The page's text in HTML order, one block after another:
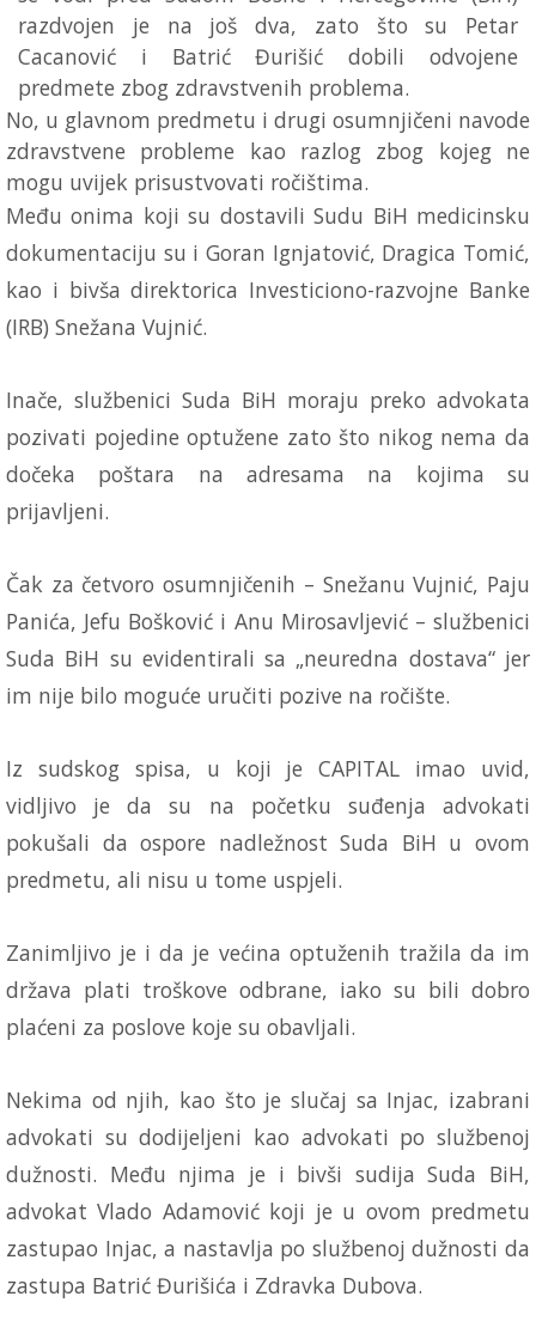
razdvojen je na još dva, zato što su Petar
Cacanović i Batrić Đurišić dobili odvojene
predmete zbog zdravstvenih problema.
No, u glavnom predmetu i drugi osumnjičeni navode
zdravstvene probleme kao razlog zbog kojeg ne
mogu uvijek prisustvovati ročištima.
Među onima koji su dostavili Sudu BiH medicinsku
dokumentaciju su i Goran Ignjatović, Dragica Tomić,
kao i bivša direktorica Investiciono-razvojne Banke
(IRB) Snežana Vujnić.
Inače, službenici Suda BiH moraju preko advokata
pozivati pojedine optužene zato što nikog nema da
dočeka poštara na adresama na kojima su
prijavljeni.
Čak za četvoro osumnjičenih – Snežanu Vujnić, Paju
Panića, Jefu Bošković i Anu Mirosavljević – službenici
Suda BiH su evidentirali sa „neuredna dostava“ jer
im nije bilo moguće uručiti pozive na ročište.
Iz sudskog spisa, u koji je CAPITAL imao uvid,
vidljivo je da su na početku suđenja advokati
pokušali da ospore nadležnost Suda BiH u ovom
predmetu, ali nisu u tome uspjeli.
Zanimljivo je i da je većina optuženih tražila da im
država plati troškove odbrane, iako su bili dobro
plaćeni za poslove koje su obavljali.
Nekima od njih, kao što je slučaj sa Injac, izabrani
advokati su dodijeljeni kao advokati po službenoj
dužnosti. Među njima je i bivši sudija Suda BiH,
advokat Vlado Adamović koji je u ovom predmetu
zastupao Injac, a nastavlja po službenoj dužnosti da
zastupa Batrić Đurišića i Zdravka Dubova.